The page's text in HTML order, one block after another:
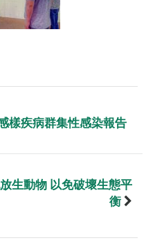
樣疾病群集性感染報告
生動物 以免破壞生態平
衡